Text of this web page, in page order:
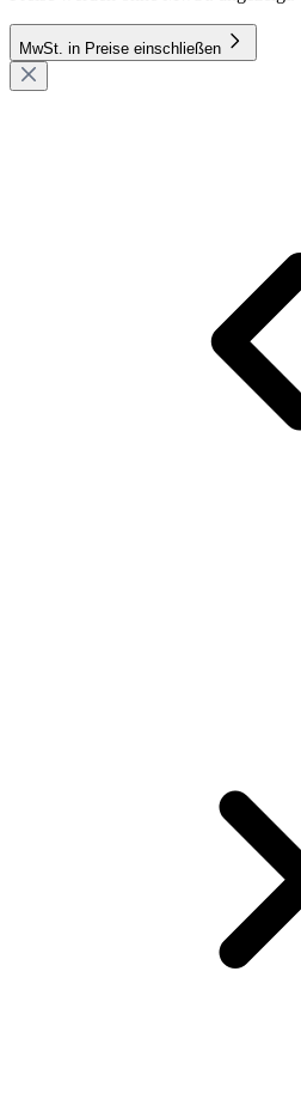
MwSt. in Preise einschließen